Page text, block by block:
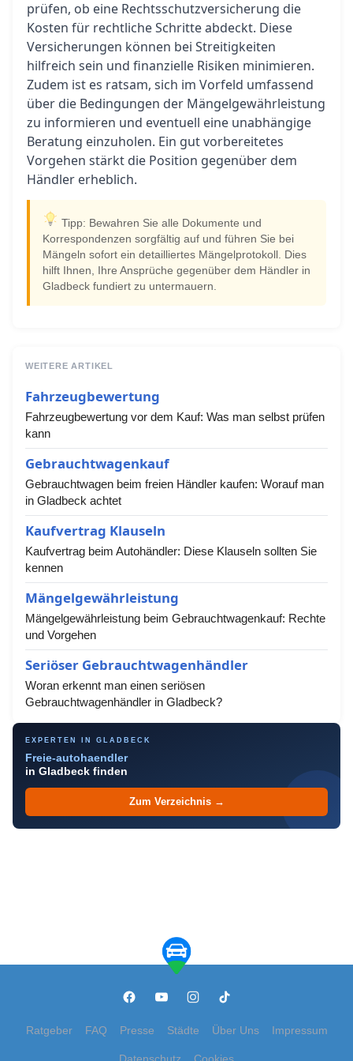
prüfen, ob eine Rechtsschutzversicherung die
Kosten für rechtliche Schritte abdeckt. Diese
Versicherungen können bei Streitigkeiten
hilfreich sein und finanzielle Risiken minimieren.
Zudem ist es ratsam, sich im Vorfeld umfassend
über die Bedingungen der Mängelgewährleistung
zu informieren und eventuell eine unabhängige
Beratung einzuholen. Ein gut vorbereitetes
Vorgehen stärkt die Position gegenüber dem
Händler erheblich.
Tipp: Bewahren Sie alle Dokumente und
Korrespondenzen sorgfältig auf und führen Sie bei
Mängeln sofort ein detailliertes Mängelprotokoll. Dies
hilft Ihnen, Ihre Ansprüche gegenüber dem Händler in
Gladbeck fundiert zu untermauern.
WEITERE ARTIKEL
Fahrzeugbewertung
Fahrzeugbewertung vor dem Kauf: Was man selbst prüfen
kann
Gebrauchtwagenkauf
Gebrauchtwagen beim freien Händler kaufen: Worauf man
in Gladbeck achtet
Kaufvertrag Klauseln
Kaufvertrag beim Autohändler: Diese Klauseln sollten Sie
kennen
Mängelgewährleistung
Mängelgewährleistung beim Gebrauchtwagenkauf: Rechte
und Vorgehen
Seriöser Gebrauchtwagenhändler
Woran erkennt man einen seriösen
Gebrauchtwagenhändler in Gladbeck?
EXPERTEN IN GLADBECK
Freie-autohaendler
in Gladbeck finden
Zum Verzeichnis →
Ratgeber FAQ Presse Städte Über Uns Impressum